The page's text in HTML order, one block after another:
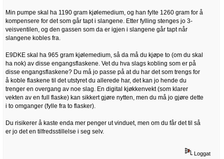
Min pumpe skal ha 1190 gram kjølemedium, og han fylte 1260 gram for å
kompensere for det som går tapt i slangene. Etter fylling stenges jo 3-
veisventilen, og den gassen som da er igjen i slangene går tapt når
slangene kobles fra.
E9DKE skal ha 965 gram kjølemedium, så da må du kjøpe to (om du skal
ha nok) av disse engangsflaskene. Vet du hva slags kobling som er på
disse engangsflaskene? Du må jo passe på at du har det som trengs for
å koble flaskene til det utstyret du allerede har, det kan jo hende du
trenger en overgang av noe slag. En digital kjøkkenvekt (som klarer
vekten av en full flaske) kan sikkert gjøre nytten, men du må jo gjøre dette
i to omganger (fylle fra to flasker).
Du risikerer å kaste enda mer penger ut vinduet, men om du får det til så
er jo det en tilfredsstillelse i seg selv.
Loggat